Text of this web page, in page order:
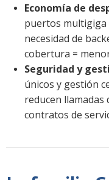
Economía de
puertos multigiga
necesidad de
cobertura =
Seguridad y
únicos y gestión
reducen
contratos de